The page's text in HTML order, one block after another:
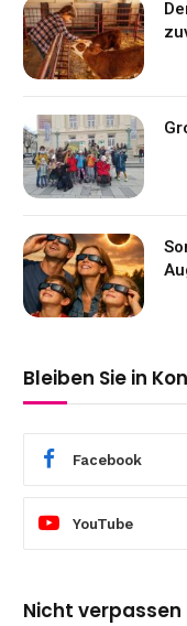
Bleiben Sie in
Facebook
YouTube
Nicht verpassen